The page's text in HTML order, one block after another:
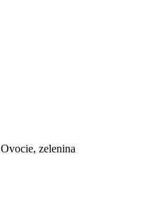
Ovocie, zelenina